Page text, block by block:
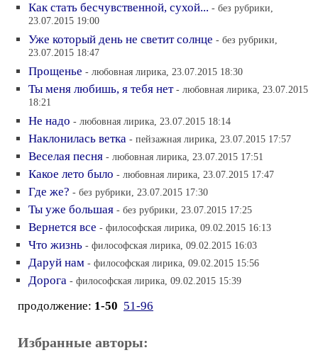
Как стать бесчувственной, сухой... - без рубрики,
23.07.2015 19:00
Уже который день не светит солнце - без рубрики,
23.07.2015 18:47
Прощенье - любовная лирика, 23.07.2015 18:30
Ты меня любишь, я тебя нет - любовная лирика, 23.07.2015
18:21
Не надо - любовная лирика, 23.07.2015 18:14
Наклонилась ветка - пейзажная лирика, 23.07.2015 17:57
Веселая песня - любовная лирика, 23.07.2015 17:51
Какое лето было - любовная лирика, 23.07.2015 17:47
Где же? - без рубрики, 23.07.2015 17:30
Ты уже большая - без рубрики, 23.07.2015 17:25
Вернется все - философская лирика, 09.02.2015 16:13
Что жизнь - философская лирика, 09.02.2015 16:03
Даруй нам - философская лирика, 09.02.2015 15:56
Дорога - философская лирика, 09.02.2015 15:39
продолжение: 1-50 51-96
Избранные авторы: